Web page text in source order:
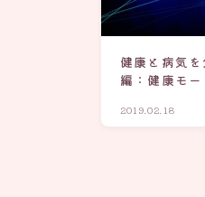
健康と病気
編：健康モ
2019.02.18